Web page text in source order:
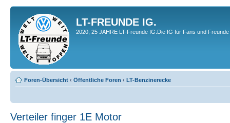
LT-FREUNDE IG.
2020; 25 JAHRE LT-Freunde IG.Die IG für Fans und
Foren-Übersicht ‹ Öffentliche Foren ‹ LT-Benzinerecke
Verteiler finger 1E Motor